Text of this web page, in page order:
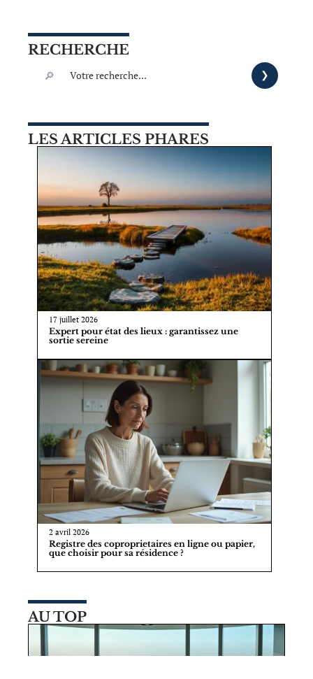
RECHERCHE
LES ARTICLES PHARES
17 juillet 2026
Expert pour état des lieux : garantissez une
sortie sereine
2 avril 2026
Registre des coproprietaires en ligne ou papier,
que choisir pour sa résidence ?
AU TOP
29 juillet 2026